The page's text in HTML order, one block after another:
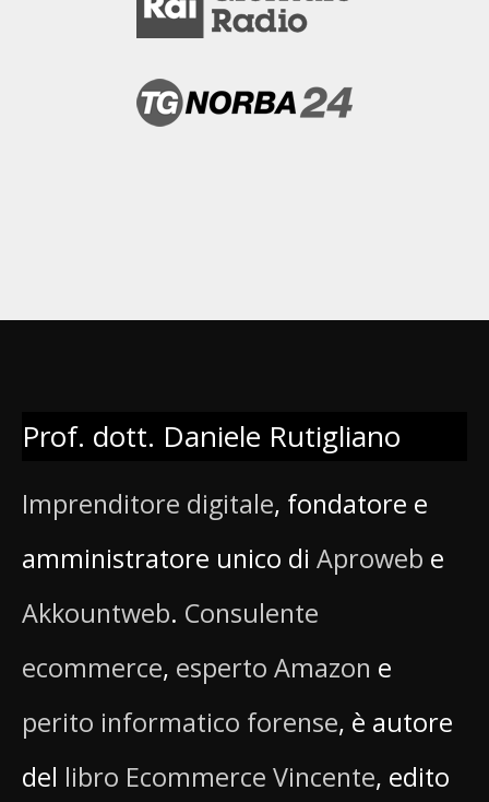
Prof. dott. Daniele Rutigliano
Imprenditore digitale, fondatore e
amministratore unico di Aproweb e
Akkountweb. Consulente
ecommerce, esperto Amazon e
perito informatico forense, è autore
del libro Ecommerce Vincente, edito